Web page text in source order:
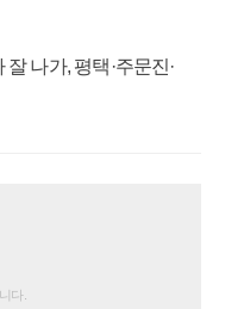
나가, 평택·주문진·
다.